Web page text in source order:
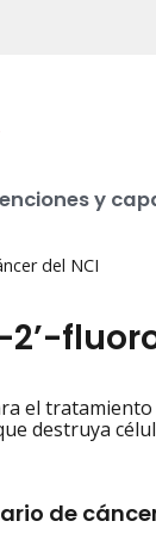
y
del NCI
2’-
el
destruya
de